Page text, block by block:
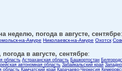
неделю, погода в августе, сентябре:
на-Амуре Николаевск-на-Амуре Охотск
в августе, сентябре:
область Астраханская область Башкортостан
автономная область Забайкальский край
область Камчатский край Карачаево-Черкесия